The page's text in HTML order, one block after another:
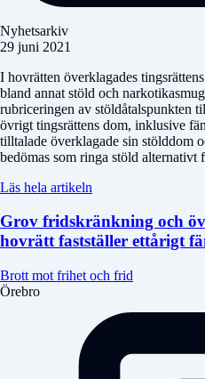
Nyhetsarkiv
29 juni 2021
I hovrätten överklagades
bland annat stöld och
rubriceringen av stöldåtalspunkten
övrigt tingsrättens dom, inklusive
tilltalade överklagade sin stölddom
bedömas som ringa stöld alternativt
Läs hela artikeln
Grov fridskränkning och
hovrätt fastställer ettårigt
Brott mot frihet och frid
Örebro